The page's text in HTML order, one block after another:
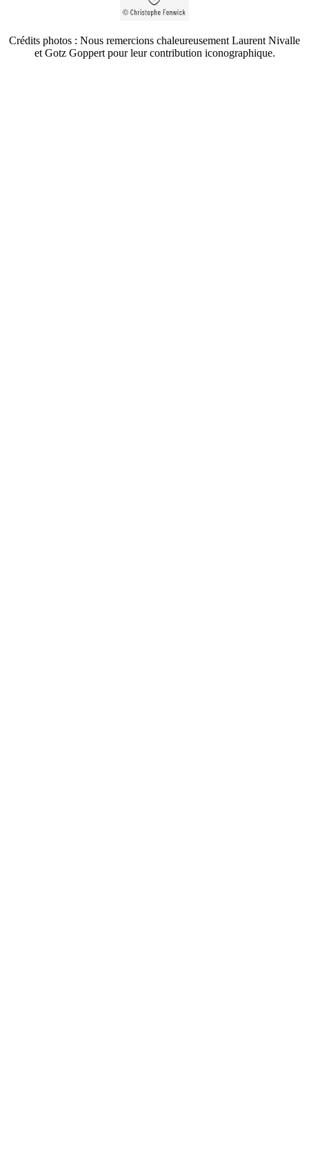
Crédits photos : Nous remercions chaleureusement Laurent Nivalle
et Gotz Goppert pour leur contribution iconographique.